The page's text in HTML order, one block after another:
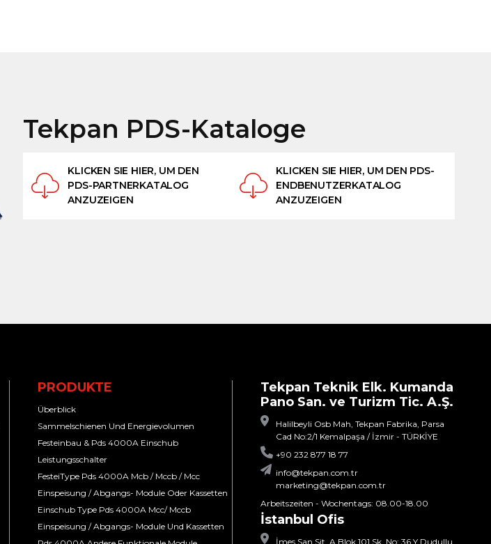
Tekpan PDS-Kataloge
KLICKEN SIE HIER, UM DEN
PDS-PARTNERKATALOG
ANZUZEIGEN
KLICKEN SIE HIER, UM DEN PDS-
ENDBENUTZERKATALOG
ANZUZEIGEN
PRODUKTE
Überblick
Sammelschienen Und Energievolumen
Festeinbau & Pds 4000A Einschub
Leistungsschalter
FesteiType Pds 4000A Mcb / Mccb / Mcc
Einspeisung / Abgangs- Module Oder Kassetten
Einschub Type Pds 4000A Mcc/ Mccb
Einspeisung / Abgangs- Module Und Kassetten
Tekpan Teknik Elk. Kumanda
Pano San. ve Turizm Tic. A.Ş.
Halilbeyli Osb Mah, Tekpan Fabrika, Parsa
Cad No:2/1 Kemalpaşa / İzmir - TÜRKİYE
+90 232 877 18 77
info@tekpan.com.tr
marketing@tekpan.com.tr
Arbeitszeiten - Wochentags: 08.00-18.00
İstanbul Ofis
İmes San.Sit. A Blok 101 Sk. No: 36 Y.Dudullu